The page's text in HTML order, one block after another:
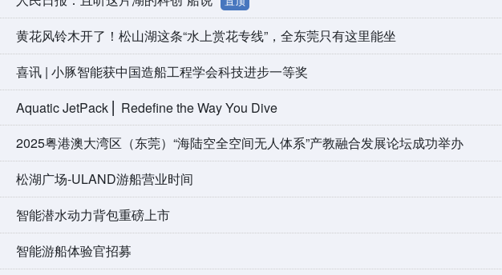
黄花风铃木开了！松山湖这条“水上赏花专线”，全东莞只有这里能坐
喜讯 | 小豚智能获中国造船工程学会科技进步一等奖
Aquatic JetPack ⎜ Redefine the Way You Dive
2025粤港澳大湾区（东莞）“海陆空全空间无人体系”产教融合发展论坛成功举办
松湖广场-ULAND游船营业时间
智能潜水动力背包重磅上市
智能游船体验官招募